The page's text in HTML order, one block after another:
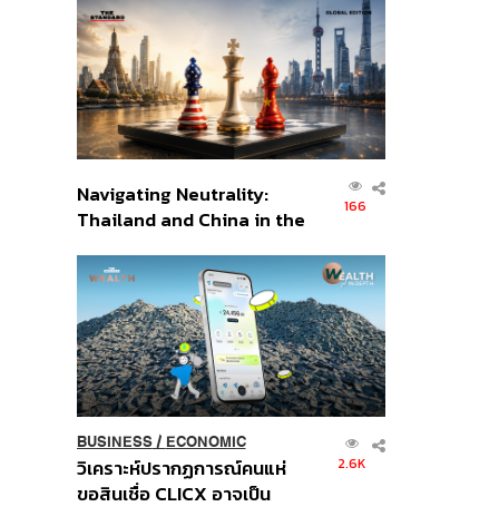
ส่วนยุทธศาสตร์ไทย –
อินโดนีเซีย
Navigating Neutrality:
Thailand and China in the
Order
166
BUSINESS/ ECONOMIC
วิเคราะห์ปรากฏการณ์คนแห่
ขอสินเชื่อ CLICX อาจเป็น
2.6K